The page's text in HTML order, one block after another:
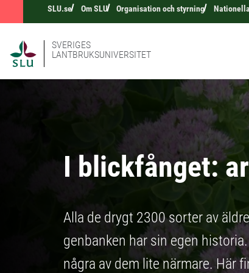
SLU.se Om SLU Organisation och styrning
SVERIGES
LANTBRUKSUNIVERSITET
I blickfånget:
Alla de drygt 2300 sorter av
genbanken har sin egen
några av dem lite närmare. Här